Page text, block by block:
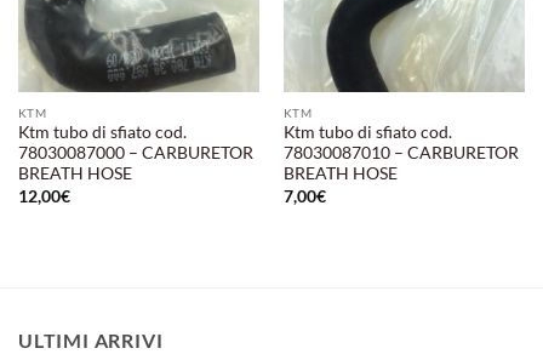
KTM
Ktm tubo di sfiato cod.
78030087000 – CARBURETOR
BREATH HOSE
12,00€
KTM
Ktm tubo di sfiato cod.
78030087010 – CARBURETOR
BREATH HOSE
7,00€
ULTIMI ARRIVI